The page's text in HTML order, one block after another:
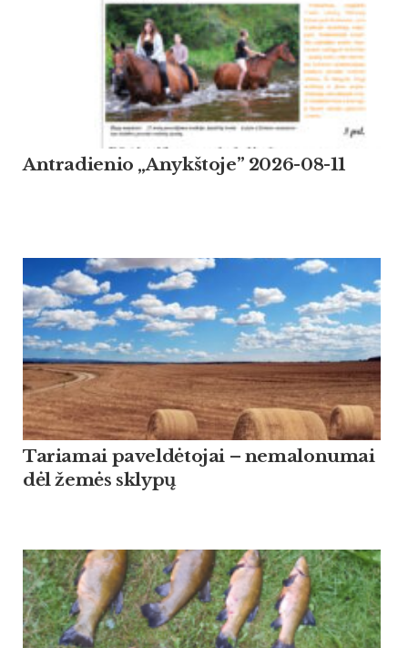
Antradienio „Anykštoje” 2026-08-11
Tariamai paveldėtojai – nemalonumai
dėl žemės sklypų